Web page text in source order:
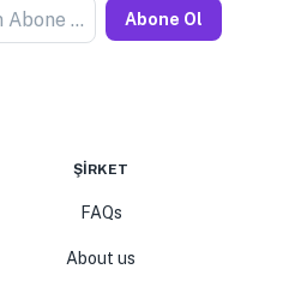
Yeni Satıcılar için Abone Olun Abone Ol
ŞIRKET
FAQs
About us